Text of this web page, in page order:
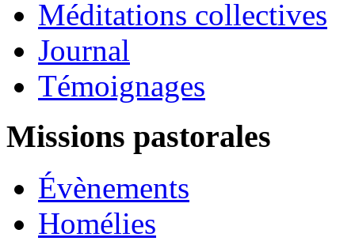
Méditations collectives
Journal
Témoignages
Missions pastorales
Évènements
Homélies